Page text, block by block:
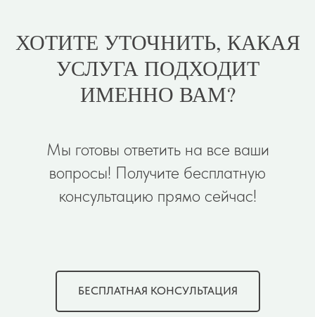
ХОТИТЕ УТОЧНИТЬ, КАКАЯ
УСЛУГА ПОДХОДИТ
ИМЕННО ВАМ?
Мы готовы ответить на все ваши
вопросы! Получите бесплатную
консультацию прямо сейчас!
БЕСПЛАТНАЯ КОНСУЛЬТАЦИЯ